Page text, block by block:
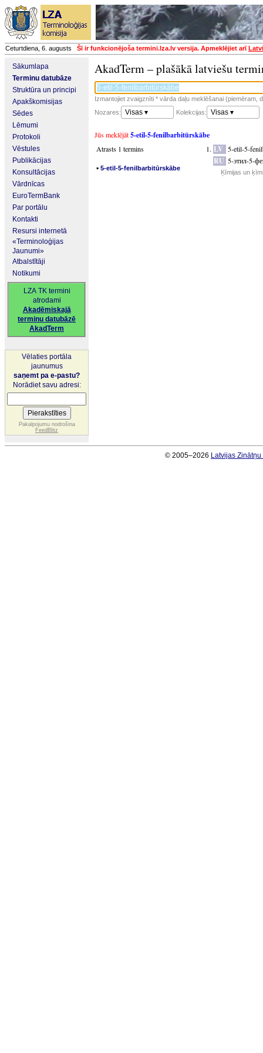
Ceturtdiena, 6. augusts Šī ir funkcionējoša termini.lza.lv versija. Apmeklējiet arī
Sākumlapa
Terminu datubāze
Struktūra un principi
Apakškomisijas
Sēdes
Lēmumi
Protokoli
Vēstules
Publikācijas
Konsultācijas
Vārdnīcas
EuroTermBank
Par portālu
Kontakti
Resursi internetā
«Terminoloģijas
Jaunumi»
Atbalstītāji
Notikumi
LZA TK termini
atrodami
Akadēmiskajā
terminu datubāzē
AkadTerm
Vēlaties portāla
jaunumus
saņemt pa e-pastu?
Norādiet savu adresi:
Pakalpojumu nodrošina
FeedBlitz
AkadTerm – plašākā latviešu
Izmantojiet zvaigznīti * vārda daļu meklēšanai (piemēram,
Nozares:
Visas ▾ Kolekcijas: Visas ▾
Jūs meklējāt5-etil-5-fenilbarbitūrskābe
Atrasts 1 termins
▪ 5-etil-5-fenilbarbitūrskābe
LV 5-etil-5-
RU 5-этил-5-
Ķīmijas un
© 2005–2026 Latvijas